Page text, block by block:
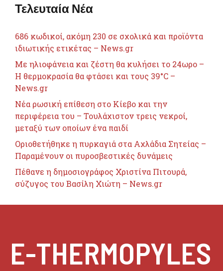
Τελευταία Νέα
686 κωδικοί, ακόμη 230 σε σχολικά και προϊόντα
ιδιωτικής ετικέτας – News.gr
Με ηλιοφάνεια και ζέστη θα κυλήσει το 24ωρο –
Η θερμοκρασία θα φτάσει και τους 39°C –
News.gr
Nέα ρωσική επίθεση στο Κίεβο και την
περιφέρεια του – Τουλάχιστον τρεις νεκροί,
μεταξύ των οποίων ένα παιδί
Οριοθετήθηκε η πυρκαγιά στα Αχλάδια Σητείας –
Παραμένουν οι πυροσβεστικές δυνάμεις
Πέθανε η δημοσιογράφος Χριστίνα Πιτουρά,
σύζυγος του Βασίλη Χιώτη – News.gr
E-THERMOPYLES